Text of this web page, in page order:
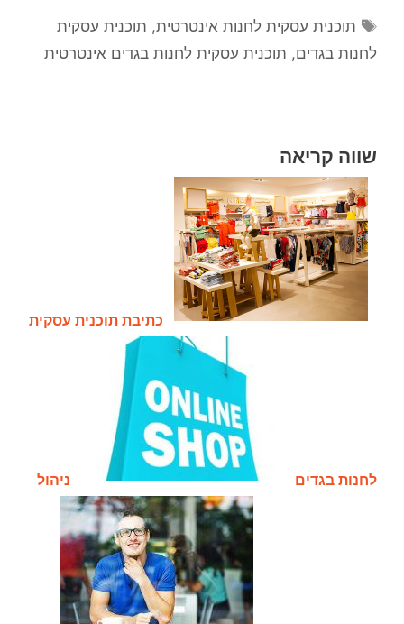
תוכנית עסקית לחנות אינטרטית, תוכנית עסקית
לחנות בגדים, תוכנית עסקית לחנות בגדים אינטרטית
שווה קריאה
כתיבת תוכנית עסקית
לחנות בגדים ניהול